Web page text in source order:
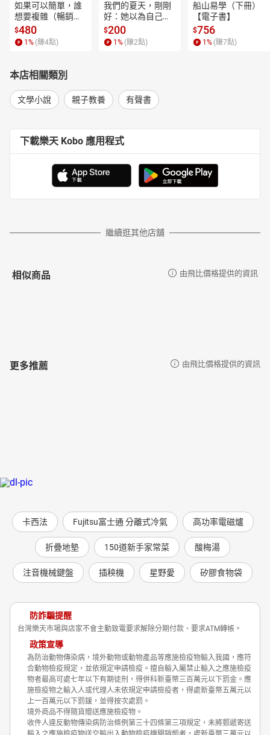
如果可以簡單，誰
想要複雜（暢銷經
典新編版）【電子
書】
$480
1% (賺4點)
我們的夏天，剛剛
好：她以為自己只
是逃離一段失敗的
愛，卻在薰衣草盛
開的山裡，重新學
$200
1% (賺2點)
船山易學（下冊）
【電子書】
$756
1% (賺7點)
本店相關類別
文學小說 親子教養 有聲書
下載樂天 Kobo 應用程式
繼續逛其他店舖
相似商品 由飛比價格提供的資訊
更多推薦 由飛比價格提供的資訊
卡西法 Fujitsu富士通 分離式冷氣 高功率電磁爐
折疊地墊 150道新手家常菜 酸梅湯
注音機械鍵盤 插秧機 星野愛 矽膠食物袋
防詐騙提醒
台灣樂天市場與店家不會主動致電要求解除分期付款、要求ATM轉帳。
政策宣導
為防治動物傳染病，境外動物或動物產品等應施檢疫物輸入我國，應符
合動物檢疫規定，並依規定申請檢疫。擅自輸入屬禁止輸入之應施檢疫
物者最高可處七年以下有期徒刑，得併科新臺幣三百萬元以下罰金。應
施檢疫物之輸入人或代理人未依規定申請檢疫者，得處新臺幣五萬元以
上一百萬元以下罰鍰，並得按次處罰。
境外商品不得隨貨贈送應施檢疫物。
收件人違反動物傳染病防治條例第三十四條第三項規定，未將郵遞寄送